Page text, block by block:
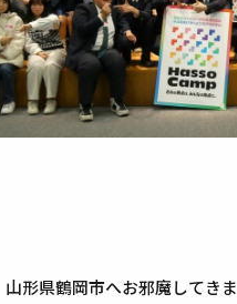
形県鶴岡市へお邪魔して